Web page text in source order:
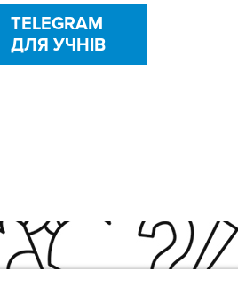
TELEGRAM
ДЛЯ УЧНІВ